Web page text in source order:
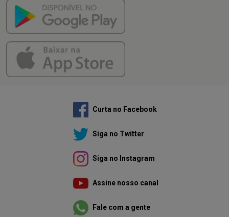
Curta no Facebook
Siga no Twitter
Siga no Instagram
Assine nosso canal
Fale com a gente